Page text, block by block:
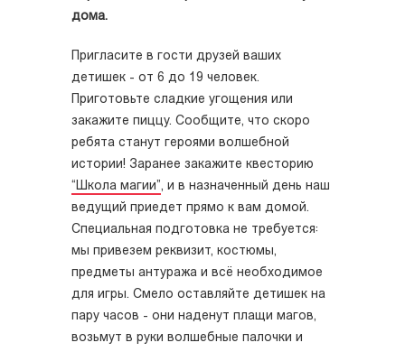
дома.
Пригласите в гости друзей ваших
детишек - от 6 до 19 человек.
Приготовьте сладкие угощения или
закажите пиццу. Сообщите, что скоро
ребята станут героями волшебной
истории! Заранее закажите квесторию
“Школа магии”, и в назначенный день наш
ведущий приедет прямо к вам домой.
Специальная подготовка не требуется:
мы привезем реквизит, костюмы,
предметы антуража и всё необходимое
для игры. Смело оставляйте детишек на
пару часов - они наденут плащи магов,
возьмут в руки волшебные палочки и